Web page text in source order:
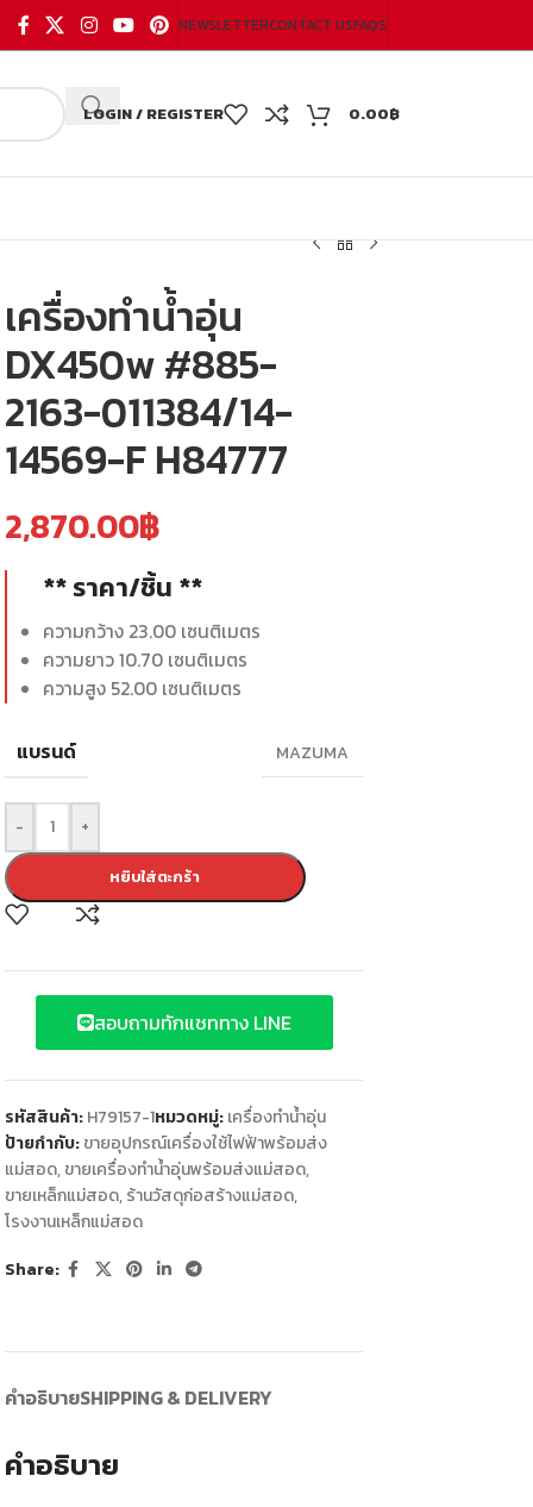
NEWSLETTERCONTACT USFAQS
LOGIN / REGISTER 0.00฿
เครื่องทำน้ำอุ่น
DX450w #885-
2163-011384/14-
14569-F H84777
2,870.00฿
** ราคา/ชิ้น **
ความกว้าง 23.00 เซนติเมตร
ความยาว 10.70 เซนติเมตร
ความสูง 52.00 เซนติเมตร
แบรนด์ MAZUMA
- +
หยิบใส่ตะกร้า
สอบถามทักแชททาง LINE
รหัสสินค้า:H79157-1หมวดหมู่: เครื่องทำน้ำอุ่น
ป้ายกำกับ: ขายอุปกรณ์เครื่องใช้ไฟฟ้าพร้อมส่ง
แม่สอด, ขายเครื่องทำน้ำอุ่นพร้อมส่งแม่สอด,
ขายเหล็กแม่สอด, ร้านวัสดุก่อสร้างแม่สอด,
โรงงานเหล็กแม่สอด
Share:
คำอธิบายSHIPPING & DELIVERY
คำอธิบาย